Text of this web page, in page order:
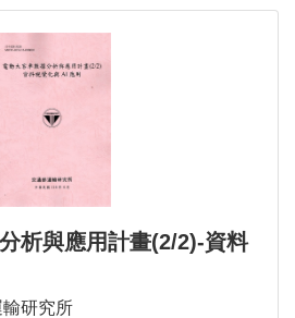
析與應用計畫(2/2)-資料
研究所